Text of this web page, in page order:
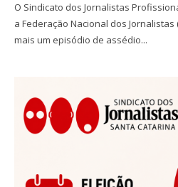
O Sindicato dos Jornalistas
a Federação Nacional dos Jornalistas
mais um episódio de assédio...